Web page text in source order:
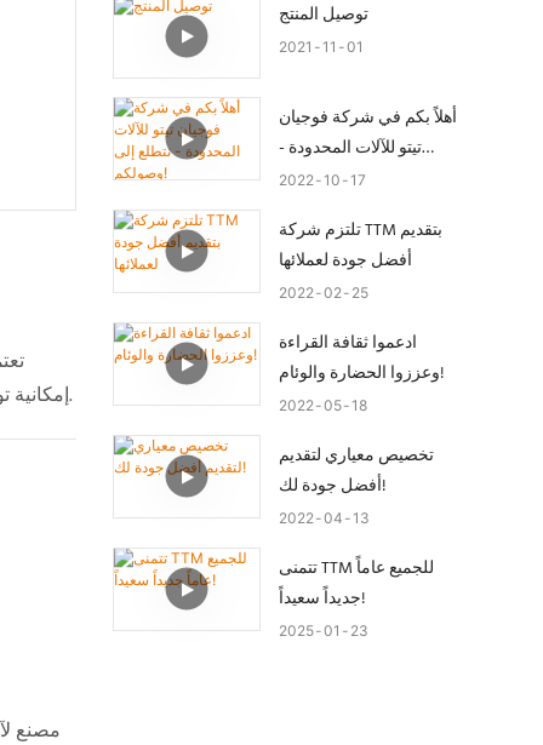
إمكانية توسيعها بسهولة لتشمل تكوينات متنوعة لحماية البيئة، حيث تتوافق جميع تكوينات المعدات مع متطلبات ومعايير حماية البيئة الوطنية.
توصيل المنتج
2021 11 01
أهلاً بكم في شركة فوجيان
تيتو للآلات المحدودة -
2022 10 17
تلتزم شركة TTM بتقديم
أفضل جودة لعملائها
2022 02 25
ادعموا ثقافة القراءة
وعززوا الحضارة والوئام!
2022 05 18
تخصيص معياري لتقديم
أفضل جودة لك!
2022 04 13
تتمنى TTM للجميع عاماً
جديداً سعيداً!
2025 01 23